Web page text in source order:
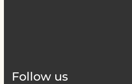
Follow us